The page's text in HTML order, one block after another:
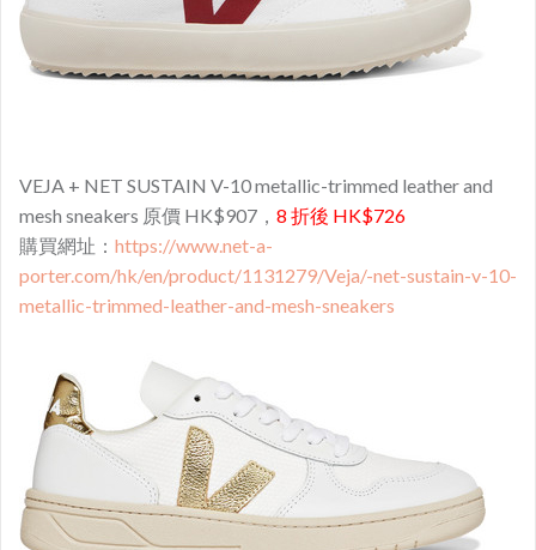
VEJA + NET SUSTAIN V-10 metallic-trimmed leather and
mesh sneakers 原價 HK$907， 8 折後 HK$726
購買網址： https://www.net-a-
porter.com/hk/en/product/1131279/Veja/-net-sustain-v-10-
metallic-trimmed-leather-and-mesh-sneakers